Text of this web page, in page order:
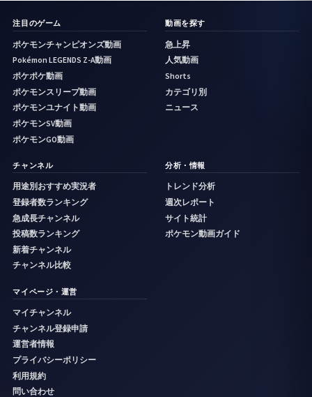
注目のゲーム
ポケモンチャンピオンズ動画
Pokémon LEGENDS Z-A動画
ポケポケ動画
ポケモンスリープ動画
ポケモンユナイト動画
ポケモンSV動画
ポケモンGO動画
動画を探す
急上昇
人気動画
Shorts
カテゴリ別
ニュース
チャンネル
用途別おすすめ実況者
登録者数ランキング
急成長チャンネル
投稿数ランキング
新着チャンネル
チャンネル比較
分析・情報
トレンド分析
週次レポート
サイト統計
ポケモン動画ガイド
マイページ・運営
マイチャンネル
チャンネル登録申請
運営者情報
プライバシーポリシー
利用規約
問い合わせ